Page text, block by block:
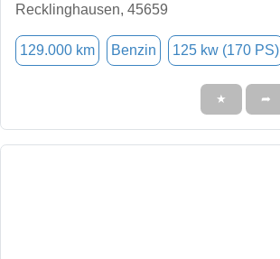
Recklinghausen, 45659
129.000 km Benzin 125 kw (170 PS)
★ ➦